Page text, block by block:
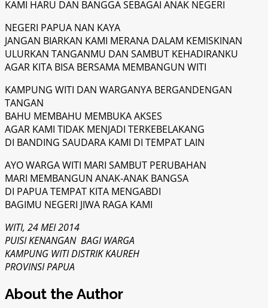
KAMI HARU DAN BANGGA SEBAGAI ANAK NEGERI
NEGERI PAPUA NAN KAYA
JANGAN BIARKAN KAMI MERANA DALAM KEMISKINAN
ULURKAN TANGANMU DAN SAMBUT KEHADIRANKU
AGAR KITA BISA BERSAMA MEMBANGUN WITI
KAMPUNG WITI DAN WARGANYA BERGANDENGAN
TANGAN
BAHU MEMBAHU MEMBUKA AKSES
AGAR KAMI TIDAK MENJADI TERKEBELAKANG
DI BANDING SAUDARA KAMI DI TEMPAT LAIN
AYO WARGA WITI MARI SAMBUT PERUBAHAN
MARI MEMBANGUN ANAK-ANAK BANGSA
DI PAPUA TEMPAT KITA MENGABDI
BAGIMU NEGERI JIWA RAGA KAMI
WITI, 24 MEI 2014
PUISI KENANGAN BAGI WARGA
KAMPUNG WITI DISTRIK KAUREH
PROVINSI PAPUA
About the Author